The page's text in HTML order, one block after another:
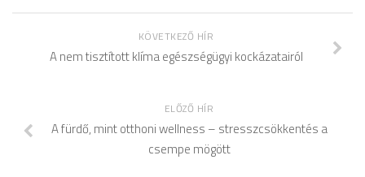
KÖVETKEZŐ HÍR
A nem tisztított klíma egészségügyi kockázatairól
ELŐZŐ HÍR
A fürdő, mint otthoni wellness – stresszcsökkentés a
csempe mögött